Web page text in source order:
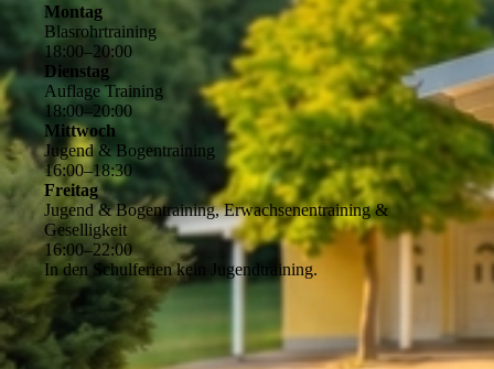
Montag
Blasrohrtraining
18:00–20:00
Dienstag
Auflage Training
18:00–20:00
Mittwoch
Jugend & Bogentraining
16:00–18:30
Freitag
Jugend & Bogentraining, Erwachsenentraining &
Geselligkeit
16:00–22:00
In den Schulferien kein Jugendtraining.